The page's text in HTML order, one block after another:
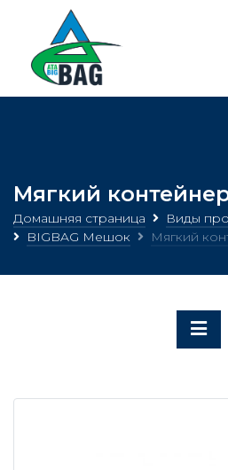
Мягкий
Домашняя страница
Виды
BIGBAG Мешок
Мягкий